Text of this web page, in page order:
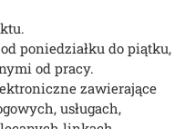
poniedziałku do piątku,
od pracy.
zawierające
usługach,